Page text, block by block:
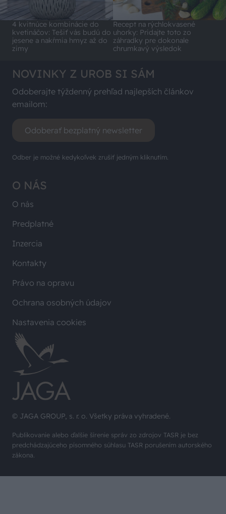
4 kvitnúce kombinácie do
kvetináčov: Tešiť vás budú do
jesene a nakŕmia hmyz až do
zimy
Recept na rýchlokvasené
uhorky: Pridajte toto zo
záhradky pre dokonale
chrumkavý výsledok
© JAGA GROUP, s. r. o. Všetky práva vyhradené.
Publikovanie alebo ďalšie šírenie správ zo zdrojov TASR je bez
predchádzajúceho písomného súhlasu TASR porušením autorského
zákona.
O NÁS
O nás
Predplatné
Inzercia
Kontakty
Právo na opravu
Ochrana osobných údajov
Nastavenia cookies
NOVINKY Z UROB SI SÁM
Odoberajte týždenný prehľad najlepších článkov
emailom:
Odoberať bezplatný newsletter
Odber je možné kedykoľvek zrušiť jedným kliknutím.